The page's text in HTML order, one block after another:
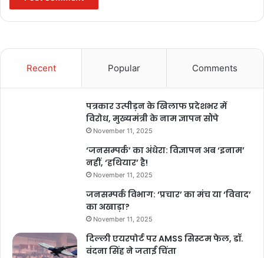
Recent Popular Comments
पत्रकार उत्पीड़न के खिलाफ प्रदेशभर में
विरोध, मुख्यमंत्री के नाम ज्ञापन सौंपे
November 11, 2025
‘जनसम्पर्क’ का अंधेरा: विज्ञापन अब ‘इनाम’
नहीं, ‘हथियार’ है!
November 11, 2025
जनसम्पर्क विभाग: ‘प्रचार’ का मंच या ‘विवाद’
का अखाड़ा?
November 11, 2025
दिल्ली एयरपोर्ट पर AMSS सिस्टम फेल, डॉ.
वंदना सिंह ने जताई चिंता